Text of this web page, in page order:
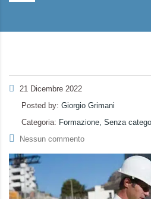
21 Dicembre 2022
Posted by: Giorgio Grimani
Categoria: Formazione, Senza
Nessun commento